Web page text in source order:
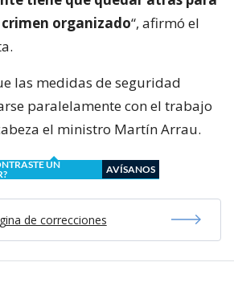
organizado“, afirmó el
las medidas de seguridad
paralelamente con el trabajo
el ministro Martín Arrau.
UN
AVÍSANOS
de correcciones